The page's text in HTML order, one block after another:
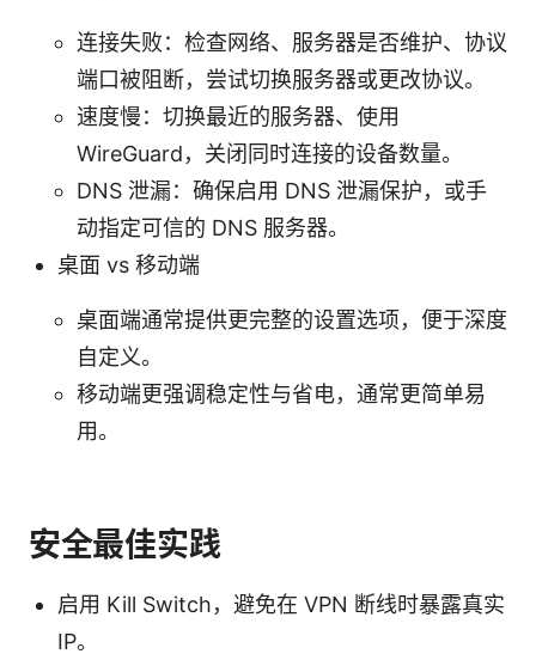
连接失败：检查网络、服务器是否维护、协议
端口被阻断，尝试切换服务器或更改协议。
速度慢：切换最近的服务器、使用
WireGuard，关闭同时连接的设备数量。
DNS 泄漏：确保启用 DNS 泄漏保护，或手
动指定可信的 DNS 服务器。
桌面 vs 移动端
桌面端通常提供更完整的设置选项，便于深度
自定义。
移动端更强调稳定性与省电，通常更简单易
用。
安全最佳实践
启用 Kill Switch，避免在 VPN 断线时暴露真实
IP。